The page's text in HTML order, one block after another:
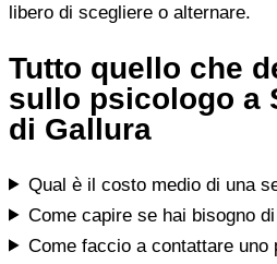
libero di scegliere o alternare.
Tutto quello che
sullo psicologo a
di Gallura
Qual è il costo medio di una
Come capire se hai bisogno
Come faccio a contattare uno